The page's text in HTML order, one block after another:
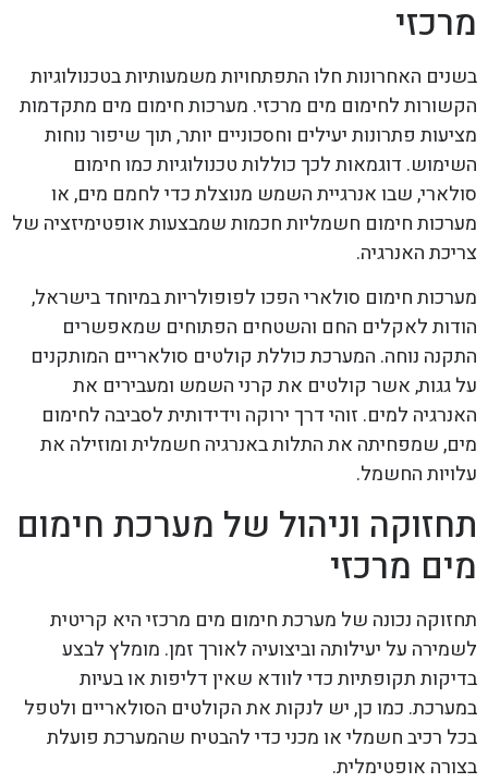
מרכזי
בשנים האחרונות חלו התפתחויות משמעותיות בטכנולוגיות
הקשורות לחימום מים מרכזי. מערכות חימום מים מתקדמות
מציעות פתרונות יעילים וחסכוניים יותר, תוך שיפור נוחות
השימוש. דוגמאות לכך כוללות טכנולוגיות כמו חימום
סולארי, שבו אנרגיית השמש מנוצלת כדי לחמם מים, או
מערכות חימום חשמליות חכמות שמבצעות אופטימיזציה של
צריכת האנרגיה.
מערכות חימום סולארי הפכו לפופולריות במיוחד בישראל,
הודות לאקלים החם והשטחים הפתוחים שמאפשרים
התקנה נוחה. המערכת כוללת קולטים סולאריים המותקנים
על גגות, אשר קולטים את קרני השמש ומעבירים את
האנרגיה למים. זוהי דרך ירוקה וידידותית לסביבה לחימום
מים, שמפחיתה את התלות באנרגיה חשמלית ומוזילה את
עלויות החשמל.
תחזוקה וניהול של מערכת חימום
מים מרכזי
תחזוקה נכונה של מערכת חימום מים מרכזי היא קריטית
לשמירה על יעילותה וביצועיה לאורך זמן. מומלץ לבצע
בדיקות תקופתיות כדי לוודא שאין דליפות או בעיות
במערכת. כמו כן, יש לנקות את הקולטים הסולאריים ולטפל
בכל רכיב חשמלי או מכני כדי להבטיח שהמערכת פועלת
בצורה אופטימלית.